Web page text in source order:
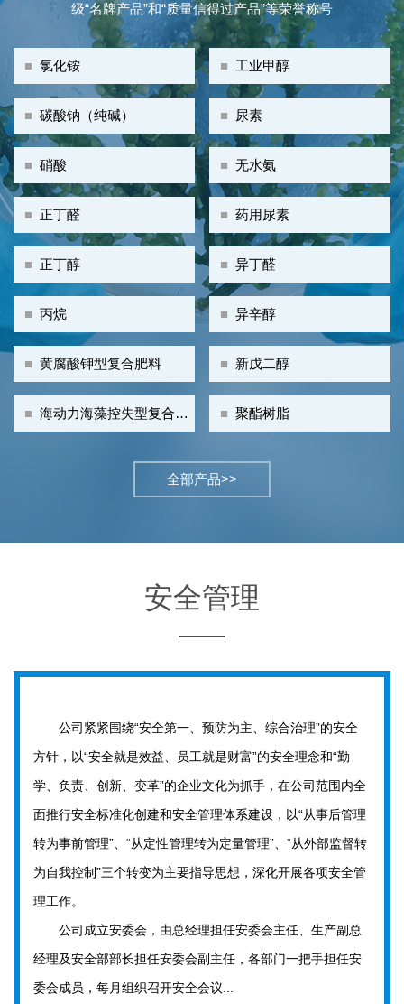
级“名牌产品”和“质量信得过产品”等荣誉称号
■ 工业甲醇
■ 氯化铵
■ 尿素
■ 碳酸钠（纯碱）
■无水氨
■ 硝酸
■药用尿素
■ 正丁醛
■异丁醛
■ 正丁醇
■异辛醇
■ 丙烷
■ 新戊二醇
■ 黄腐酸钾型复合肥料
■聚酯树脂
■ 海动力海藻控失型复合肥
全部产品>>
安全管理
公司紧紧围绕“安全第一、预防为主、综合治理”的安全
方针，以“安全就是效益、员工就是财富”的安全理念和“勤
学、负责、创新、变革”的企业文化为抓手，在公司范围内全
面推行安全标准化创建和安全管理体系建设，以“从事后管理
转为事前管理”、“从定性管理转为定量管理”、“从外部监督转
为自我控制”三个转变为主要指导思想，深化开展各项安全管
理工作。
公司成立安委会，由总经理担任安委会主任、生产副总
经理及安全部部长担任安委会副主任，各部门一把手担任安
委会成员，每月组织召开安全会议...